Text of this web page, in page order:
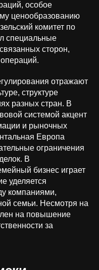
особое
ценообразованию
комитет по
специальные
сторон,
отражают
структуре
разных стран. В
системой акцент
и рыночных
Европа
ограничения
В
бизнес играет
уделяется
компаниями,
семьи. Несмотря на
на повышение
за